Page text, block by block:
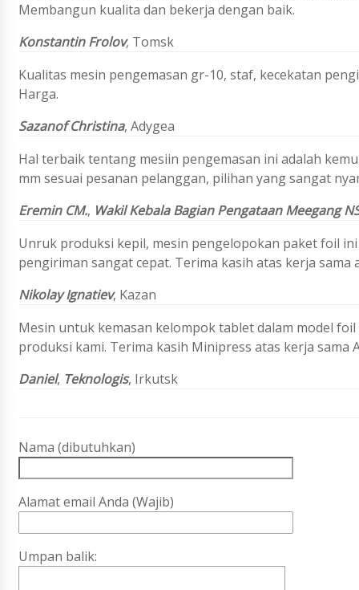
Membangun kualita dan bekerja dengan baik.
Konstantin Frolov, Tomsk
Kualitas mesin pengemasan gr-10, staf, kecekatan
Harga.
Sazanof Christina, Adygea
Hal terbaik tentang mesiin pengemasan ini adalah
mm sesuai pesanan pelanggan, pilihan yang sangat
Eremin CM., Wakil Kebala Bagian PengataanMeegang
Unruk produksi kepil, mesin pengelopokan paket foil
pengiriman sangat cepat. Terima kasih atas kerja sama
Nikolay Ignatiev, Kazan
Mesin untuk kemasan kelompok tablet dalam model
produksi kami. Terima kasih Minipress atas kerja sama
Daniel, Teknologis, Irkutsk
Nama (dibutuhkan)
Alamat email Anda (Wajib)
Umpan balik: